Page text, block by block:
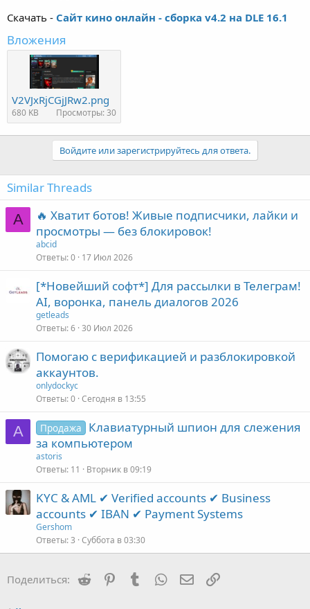
Скачать - Сайт кино онлайн - сборка v4.2 на DLE 16.1
Вложения
V2VJxRjCGjJRw2.png
680 KB Просмотры: 30
Войдите или зарегистрируйтесь для ответа.
Similar Threads
A
🔥 Хватит ботов! Живые подписчики, лайки и
просмотры — без блокировок!
abcid
Ответы 0 17 Июл 2026
[*Новейший софт*] Для рассылки в Телеграм!
AI, воронка, панель диалогов 2026
getleads
Ответы 6 30 Июл 2026
Помогаю с верификацией и разблокировкой
аккаунтов.
onlydockyc
Ответы 0 Сегодня в 13:55
A Продажа
Клавиатурный шпион для слежения
за компьютером
astoris
Ответы 11 Вторник в 09:19
KYC & AML ✔ Verified accounts ✔ Business
accounts ✔ IBAN ✔ Payment Systems
Gershom
Ответы 3 Суббота в 03:30
Поделиться: Reddit PinterestTumblrWhatsAppЭлектронная почта
Ссылка